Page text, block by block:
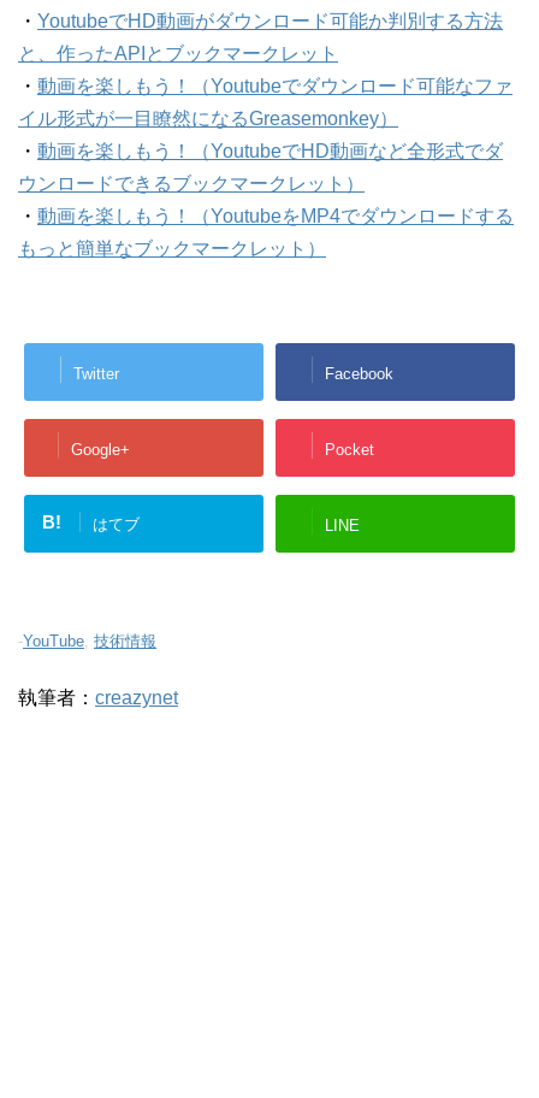
・ YoutubeでHD動画がダウンロード可能か判別する方法
と、作ったAPIとブックマークレット
・ 動画を楽しもう！（Youtubeでダウンロード可能なファ
イル形式が一目瞭然になるGreasemonkey）
・ 動画を楽しもう！（YoutubeでHD動画など全形式でダ
ウンロードできるブックマークレット）
・ 動画を楽しもう！（YoutubeをMP4でダウンロードする
もっと簡単なブックマークレット）
Twitter Facebook
Google+ Pocket
B! はてブ LINE
-YouTube, 技術情報
執筆者： creazynet